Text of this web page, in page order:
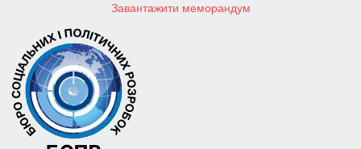
Завантажити меморандум